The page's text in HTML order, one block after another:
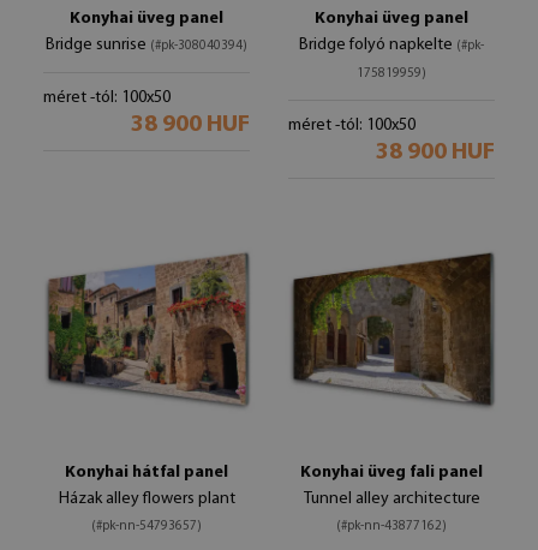
Konyhai üveg panel
Bridge sunrise (#pk-308040394)
méret -tól: 100x50
38 900 HUF
Konyhai üveg panel
Bridge folyó napkelte (#pk-
175819959)
méret -tól: 100x50
38 900 HUF
Konyhai hátfal panel
Házak alley flowers plant
(#pk-nn-54793657)
Konyhai üveg fali panel
Tunnel alley architecture
(#pk-nn-43877162)